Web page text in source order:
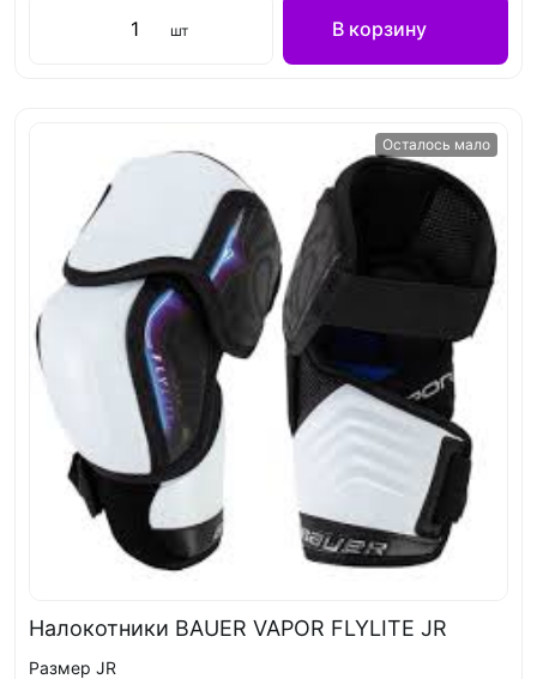
шт В корзину
Осталось мало
Налокотники BAUER VAPOR FLYLITE JR
Размер JR